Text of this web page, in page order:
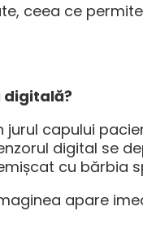
ceea ce
capului
digital se
cu bărbia
apare